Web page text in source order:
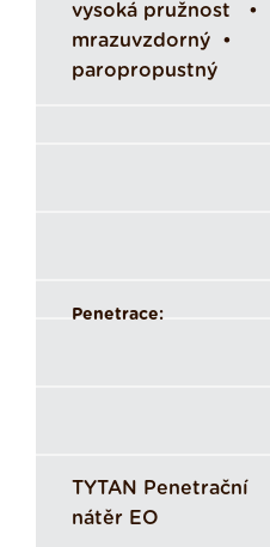
vysoká pružnost •
mrazuvzdorný •
paropropustný
Penetrace:
TYTAN Penetrační
nátěr EO